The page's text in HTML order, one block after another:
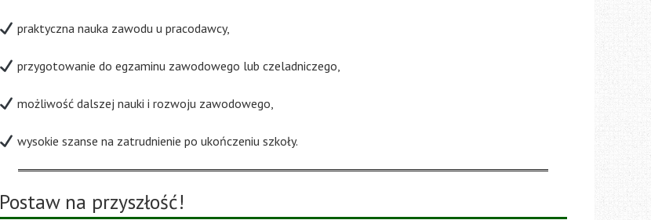
praktyczna nauka zawodu u pracodawcy,
przygotowanie do egzaminu zawodowego lub czeladniczego,
możliwość dalszej nauki i rozwoju zawodowego,
wysokie szanse na zatrudnienie po ukończeniu szkoły.
Postaw na przyszłość!